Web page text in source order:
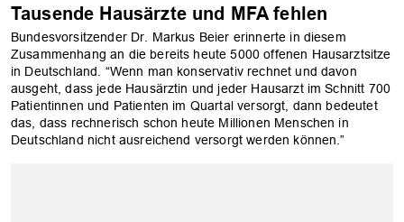
Tausende Hausärzte und MFA fehlen
Bundesvorsitzender Dr. Markus Beier erinnerte in diesem
Zusammenhang an die bereits heute 5000 offenen Hausarztsitze
in Deutschland. “Wenn man konservativ rechnet und davon
ausgeht, dass jede Hausärztin und jeder Hausarzt im Schnitt 700
Patientinnen und Patienten im Quartal versorgt, dann bedeutet
das, dass rechnerisch schon heute Millionen Menschen in
Deutschland nicht ausreichend versorgt werden können.”